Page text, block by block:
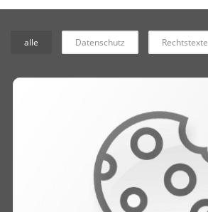
alle Datenschutz Rechtstexte